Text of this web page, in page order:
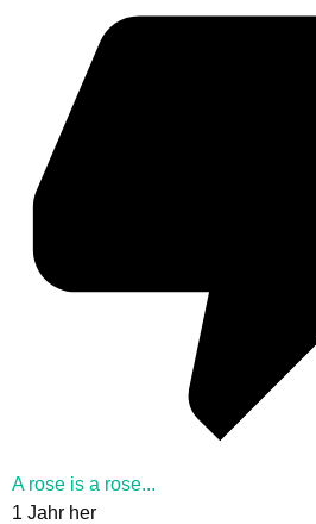
A rose is a rose...
1 Jahr her